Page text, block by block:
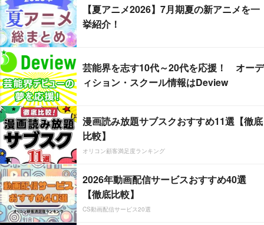
【夏アニメ2026】7月期夏の新アニメを一
挙紹介！
芸能界を志す10代～20代を応援！ オーデ
ィション・スクール情報はDeview
漫画読み放題サブスクおすすめ11選【徹底
比較】
オリコン顧客満足度ランキング
2026年動画配信サービスおすすめ40選
【徹底比較】
CS動画配信サービス20選